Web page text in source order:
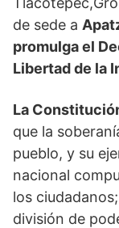
de sede a
promulga el
Libertad de la
La
que la
pueblo, y su
nacional
los
división de